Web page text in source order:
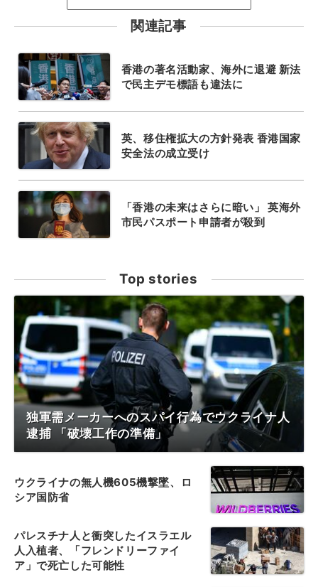
関連記事
香港の著名活動家、海外に退避 新法
で民主デモ標語も違法に
英、移住権拡大の方針発表 香港国家
安全法の成立受け
「香港の未来はさらに暗い」 英海外
市民パスポート申請者が殺到
Top stories
独軍需メーカーへのスパイ行為でウクライナ人
逮捕 「破壊工作の準備」
ウクライナの無人機605機撃墜、ロ
シア国防省
パレスチナ人と衝突したイスラエル
人入植者、「フレンドリーファイ
ア」で死亡した可能性